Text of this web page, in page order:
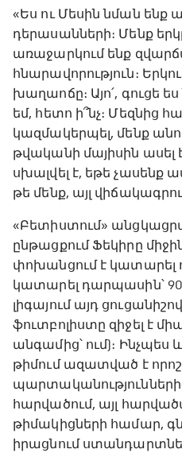
«Ես ու Մեսին նման
դերասանների։ Մենք
առաջարկում ենք
հնարավորություն։
խաղաոճը։ Այո՛, գուցե
եմ, հետո ի՞նչ։ Մեզնից
կազմակերպել, մենք
թվականի մայիսին ասել
սխալվել է, եթե չասենք
թե մենք, այլ
«Բետիստում»
ընթացքում Ֆեկիրը
փոխանցում է կատարել
կատարել դարպասին՝
լիգայում այդ
ֆուտբոլիստը զիջել է
անգամից՝ ում)։ Ինչպես
թիմում ազատված է
հարվածում, այլ
թիմակիցների համար,
իրացնում